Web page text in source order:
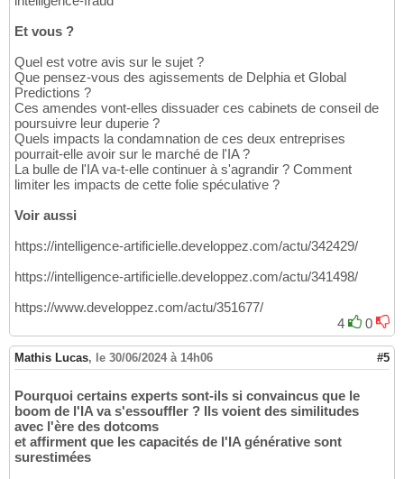
Et vous ?
Quel est votre avis sur le sujet ?
Que pensez-vous des agissements de Delphia et Global
Predictions ?
Ces amendes vont-elles dissuader ces cabinets de conseil de
poursuivre leur duperie ?
Quels impacts la condamnation de ces deux entreprises
pourrait-elle avoir sur le marché de l'IA ?
La bulle de l'IA va-t-elle continuer à s'agrandir ? Comment
limiter les impacts de cette folie spéculative ?
Voir aussi
https://intelligence-artificielle.developpez.com/actu/342429/
https://intelligence-artificielle.developpez.com/actu/341498/
https://www.developpez.com/actu/351677/
4
0
Mathis Lucas, le 30/06/2024 à 14h06 #5
Pourquoi certains experts sont-ils si convaincus que le
boom de l'IA va s'essouffler ? Ils voient des similitudes
avec l'ère des dotcoms
et affirment que les capacités de l'IA générative sont
surestimées